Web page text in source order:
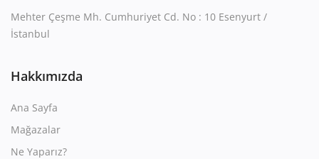
TRY (₺)
Mehter Çeşme Mh. Cumhuriyet Cd. No : 10 Esenyurt /
İstanbul
Hakkımızda
Ana Sayfa
Mağazalar
Ne Yaparız?